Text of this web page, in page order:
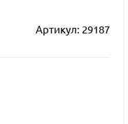
Артикул: 29187